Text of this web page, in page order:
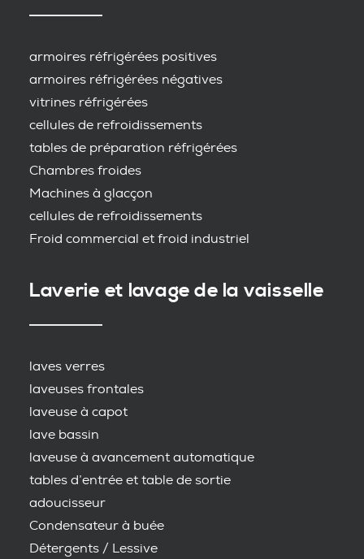
armoires réfrigérées positives
armoires réfrigérées négatives
vitrines réfrigérées
cellules de refroidissements
tables de préparation réfrigérées
Chambres froides
Machines à glacçon
cellules de refroidissements
Froid commercial et froid industriel
Laverie et lavage de la vaisselle
laves verres
laveuses frontales
laveuse à capot
lave bassin
laveuse à avancement automatique
tables d’entrée et table de sortie
adoucisseur
Condensateur à buée
Détergents / Lessive